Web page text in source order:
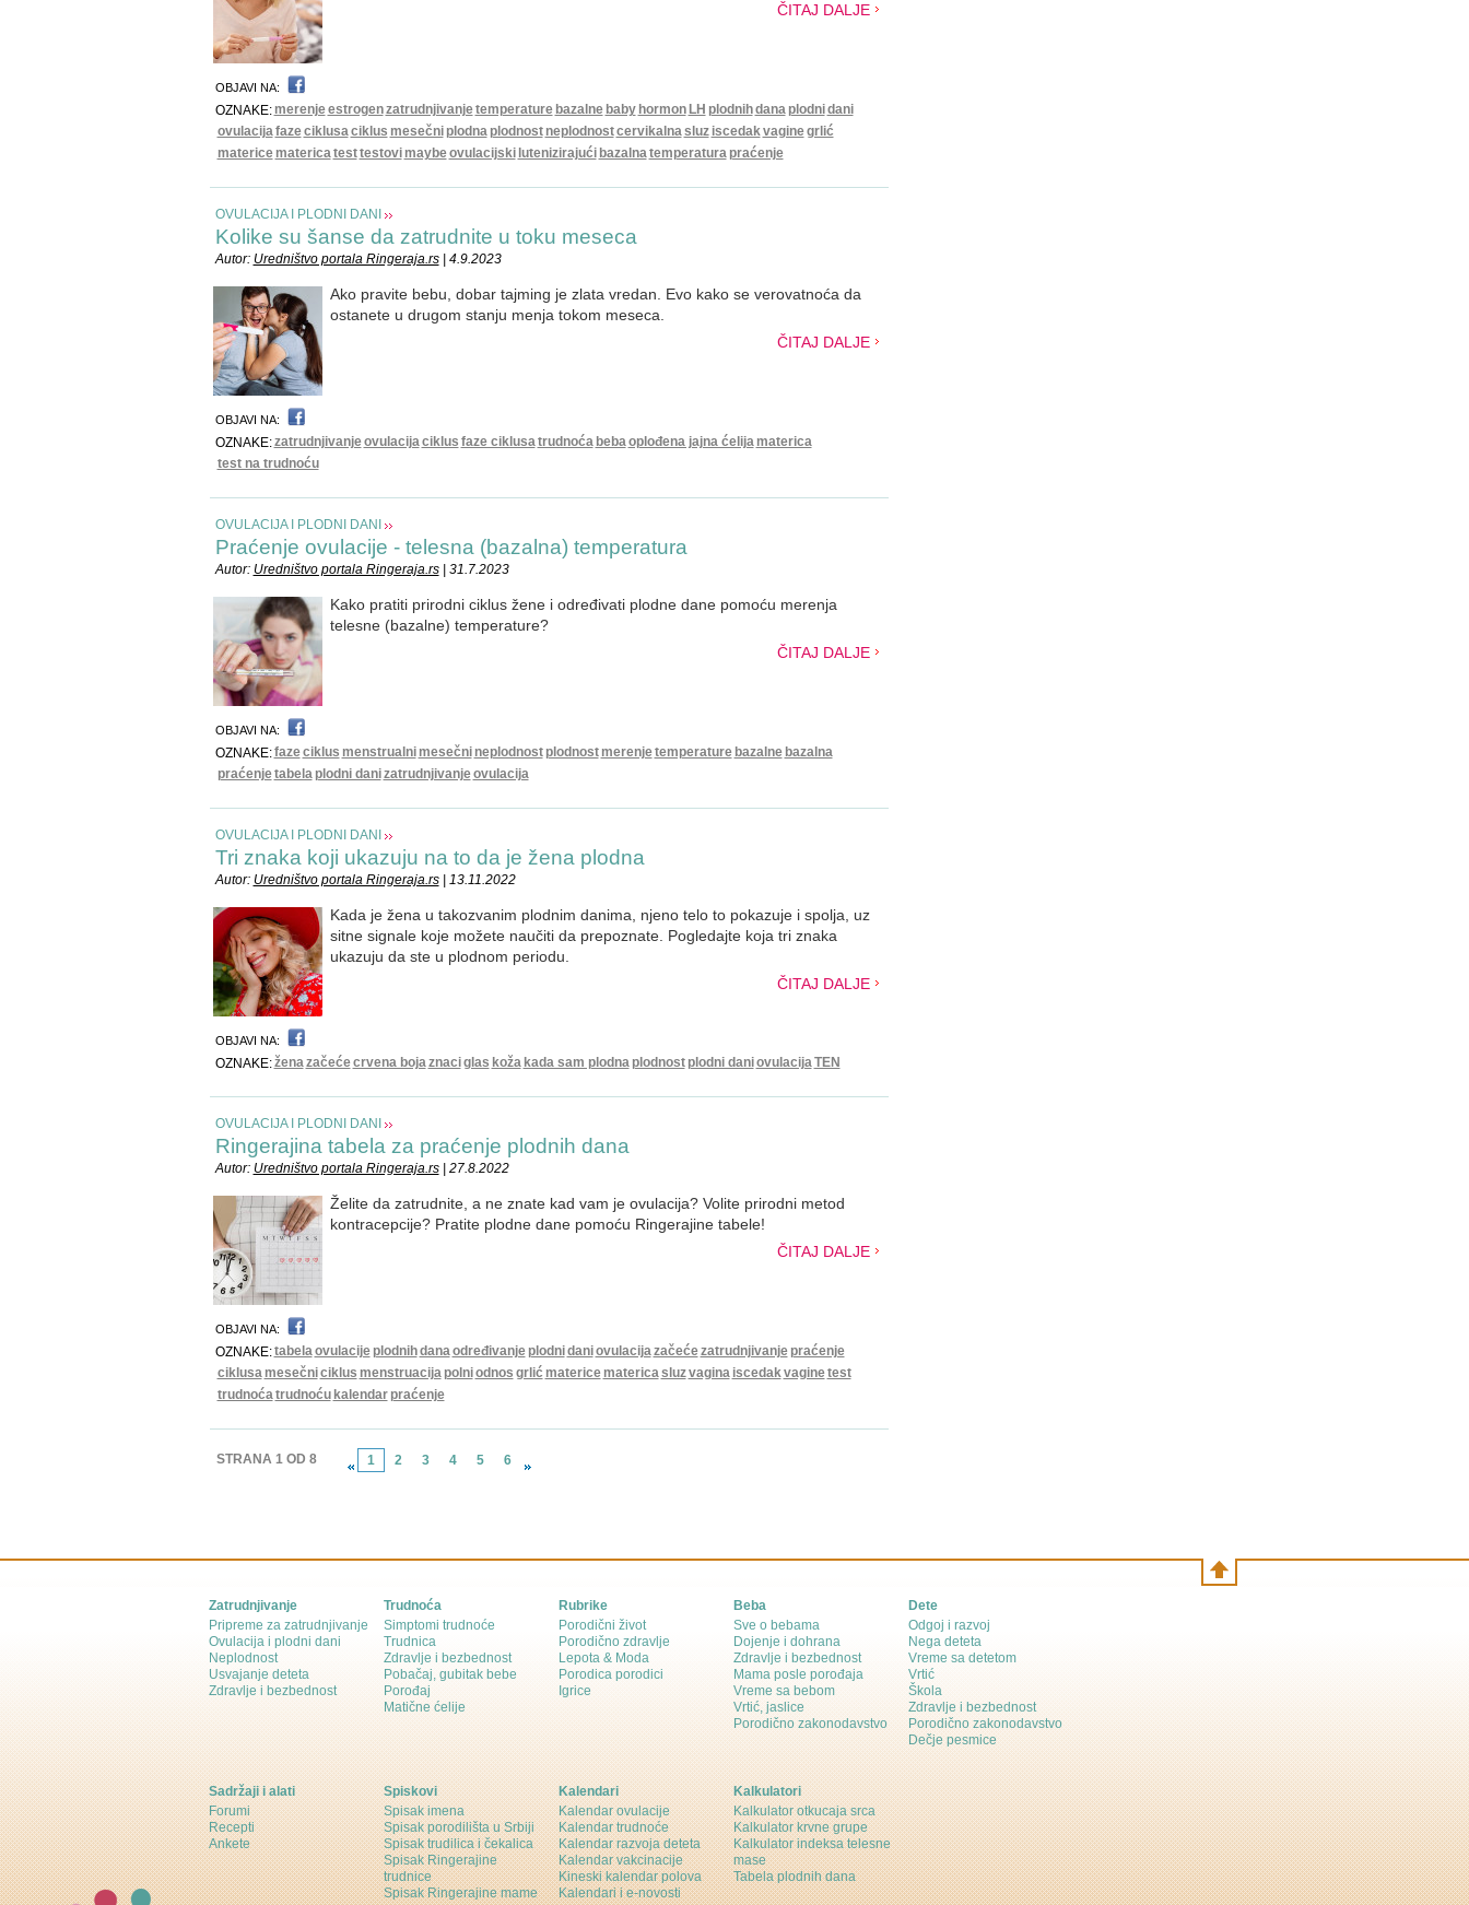
ČITAJ DALJE
OBJAVI NA:
OZNAKE: merenjeestrogenzatrudnjivanjetemperature bazalne baby hormon LH plodnihdana plodnidani
ovulacijafazeciklusaciklus mesečni plodna plodnost neplodnostcervikalnasluz iscedakvaginegrlić
materice matericatesttestovi maybeovulacijski lutenizirajući bazalnatemperatura praćenje
OVULACIJA I PLODNI DANI
Kolike su šanse da zatrudnite u toku meseca
Autor: Uredništvo portala Ringeraja.rs| 4.9.2023
Ako pravite bebu, dobar tajming je zlata vredan. Evo kako se verovatnoća da
ostanete u drugom stanju menja tokom meseca.
ČITAJ DALJE
OBJAVI NA:
OZNAKE:zatrudnjivanjeovulacijaciklus faze ciklusatrudnoća bebaoplođena jajna ćelija materica
test na trudnoću
OVULACIJA I PLODNI DANI
Praćenje ovulacije - telesna (bazalna) temperatura
Autor: Uredništvo portala Ringeraja.rs| 31.7.2023
Kako pratiti prirodni ciklus žene i određivati plodne dane pomoću merenja
telesne (bazalne) temperature?
ČITAJ DALJE
OBJAVI NA:
OZNAKE:fazeciklus menstrualni mesečni neplodnost plodnost merenjetemperature bazalne bazalna
praćenjetabela plodni danizatrudnjivanjeovulacija
OVULACIJA I PLODNI DANI
Tri znaka koji ukazuju na to da je žena plodna
Autor: Uredništvo portala Ringeraja.rs| 13.11.2022
Kada je žena u takozvanim plodnim danima, njeno telo to pokazuje i spolja, uz
sitne signale koje možete naučiti da prepoznate. Pogledajte koja tri znaka
ukazuju da ste u plodnom periodu.
ČITAJ DALJE
OBJAVI NA:
OZNAKE:ženazačećecrvena bojaznaciglas koža kada sam plodna plodnost plodni daniovulacijaTEN
OVULACIJA I PLODNI DANI
Ringerajina tabela za praćenje plodnih dana
Autor: Uredništvo portala Ringeraja.rs| 27.8.2022
Želite da zatrudnite, a ne znate kad vam je ovulacija? Volite prirodni metod
kontracepcije? Pratite plodne dane pomoću Ringerajine tabele!
ČITAJ DALJE
OBJAVI NA:
OZNAKE:tabelaovulacije plodnihdanaodređivanje plodnidaniovulacijazačećezatrudnjivanje praćenje
ciklusa mesečniciklus menstruacija polniodnos grlić materice matericasluzvagina iscedakvaginetest
trudnoćatrudnoću kalendar praćenje
STRANA 1 OD 8 1 2 3 4 5 6
Zatrudnjivanje
Pripreme za zatrudnjivanje
Ovulacija i plodni dani
Neplodnost
Usvajanje deteta
Zdravlje i bezbednost
Trudnoća
Simptomi trudnoće
Trudnica
Zdravlje i bezbednost
Pobačaj, gubitak bebe
Porođaj
Matične ćelije
Rubrike
Porodični život
Porodično zdravlje
Lepota & Moda
Porodica porodici
Igrice
Beba
Sve o bebama
Dojenje i dohrana
Zdravlje i bezbednost
Mama posle porođaja
Vreme sa bebom
Vrtić, jaslice
Porodično zakonodavstvo
Dete
Odgoj i razvoj
Nega deteta
Vreme sa detetom
Vrtić
Škola
Zdravlje i bezbednost
Porodično zakonodavstvo
Dečje pesmice
Sadržaji i alati
Forumi
Recepti
Ankete
Spiskovi
Spisak imena
Spisak porodilišta u Srbiji
Spisak trudilica i čekalica
Spisak Ringerajine
trudnice
Spisak Ringerajine mame
Kalendari
Kalendar ovulacije
Kalendar trudnoće
Kalendar razvoja deteta
Kalendar vakcinacije
Kineski kalendar polova
Kalendari i e-novosti
Kalkulatori
Kalkulator otkucaja srca
Kalkulator krvne grupe
Kalkulator indeksa telesne
mase
Tabela plodnih dana